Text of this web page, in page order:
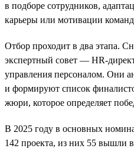
в подборе сотрудников,
карьеры или мотивации
Отбор проходит в два этапа.
экспертный совет — HR-
управления персоналом. Они
и формируют список
жюри, которое определяет
В 2025 году в основных
142 проекта, из них 55 вышли